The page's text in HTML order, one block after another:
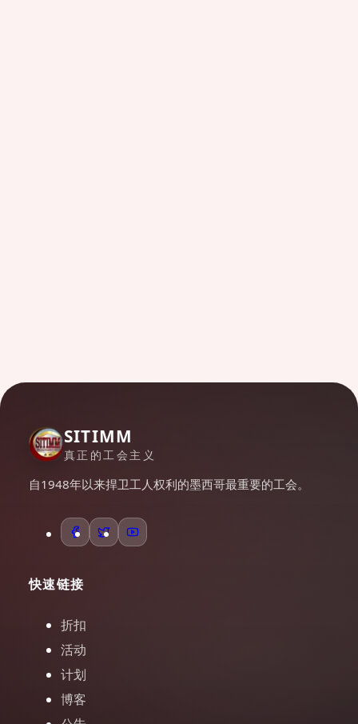
SITIMM
真正的工会主义
自1948年以来捍卫工人权利的墨西哥最重要的工会。
快速链接
折扣
活动
计划
博客